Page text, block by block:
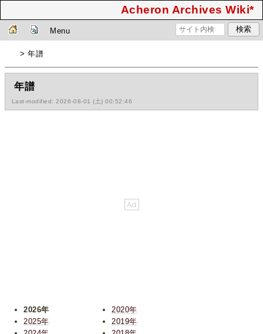
Acheron Archives Wiki*
Menu
> 年譜
年譜
Last-modified: 2026-08-01 (土) 00:52:46
2026年
2025年
2020年
2019年